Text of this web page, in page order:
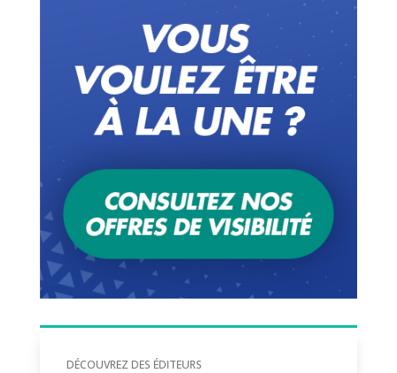
DÉCOUVREZ DES ÉDITEURS